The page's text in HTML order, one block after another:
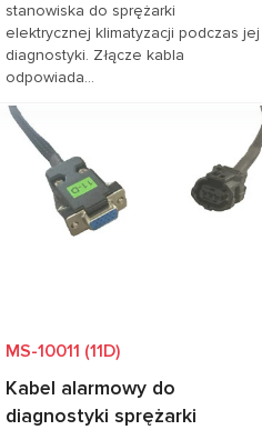
stanowiska do sprężarki
elektrycznej klimatyzacji podczas jej
diagnostyki. Złącze kabla
odpowiada...
Pokrycie pojazdów
AUDI, SEAT, SKODA,
MS-10011 (11D)
Kabel alarmowy do
diagnostyki sprężarki